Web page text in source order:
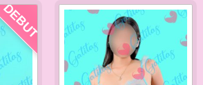
DEBUT